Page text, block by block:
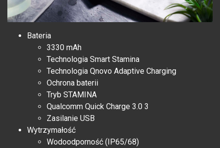
Bateria
3330 mAh
Technologia Smart Stamina
Technologia Qnovo Adaptive Charging
Ochrona baterii
Tryb STAMINA
Qualcomm Quick Charge 3.0 3
Zasilanie USB
Wytrzymałość
Wodoodporność (IP65/68)